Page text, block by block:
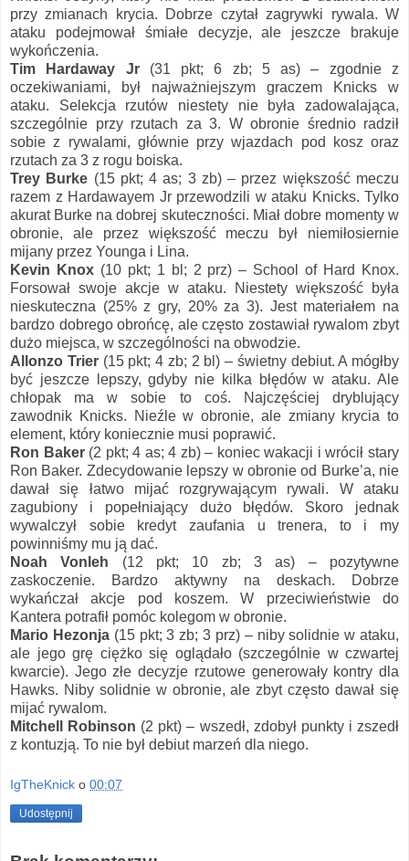
przy zmianach krycia. Dobrze czytał zagrywki rywala. W
ataku podejmował śmiałe decyzje, ale jeszcze brakuje
wykończenia.
Tim Hardaway Jr(31 pkt; 6 zb; 5 as) – zgodnie z
oczekiwaniami, był najważniejszym graczem Knicks w
ataku. Selekcja rzutów niestety nie była zadowalająca,
szczególnie przy rzutach za 3. W obronie średnio radził
sobie z rywalami, głównie przy wjazdach pod kosz oraz
rzutach za 3 z rogu boiska.
Trey Burke (15 pkt; 4 as; 3 zb) – przez większość meczu
razem z Hardawayem Jr przewodzili w ataku Knicks. Tylko
akurat Burke na dobrej skuteczności. Miał dobre momenty w
obronie, ale przez większość meczu był niemiłosiernie
mijany przez Younga i Lina.
Kevin Knox(10 pkt; 1 bl; 2 prz) – School of Hard Knox.
Forsował swoje akcje w ataku. Niestety większość była
nieskuteczna (25% z gry, 20% za 3). Jest materiałem na
bardzo dobrego obrońcę, ale często zostawiał rywalom zbyt
dużo miejsca, w szczególności na obwodzie.
Allonzo Trier(15 pkt; 4 zb; 2 bl) – świetny debiut. A mógłby
być jeszcze lepszy, gdyby nie kilka błędów w ataku. Ale
chłopak ma w sobie to coś. Najczęściej dryblujący
zawodnik Knicks. Nieźle w obronie, ale zmiany krycia to
element, który koniecznie musi poprawić.
Ron Baker(2 pkt; 4 as; 4 zb) – koniec wakacji i wrócił stary
Ron Baker. Zdecydowanie lepszy w obronie od Burke’a, nie
dawał się łatwo mijać rozgrywającym rywali. W ataku
zagubiony i popełniający dużo błędów. Skoro jednak
wywalczył sobie kredyt zaufania u trenera, to i my
powinniśmy mu ją dać.
Noah Vonleh (12 pkt; 10 zb; 3 as) – pozytywne
zaskoczenie. Bardzo aktywny na deskach. Dobrze
wykańczał akcje pod koszem. W przeciwieństwie do
Kantera potrafił pomóc kolegom w obronie.
Mario Hezonja(15 pkt; 3 zb; 3 prz) – niby solidnie w ataku,
ale jego grę ciężko się oglądało (szczególnie w czwartej
kwarcie). Jego złe decyzje rzutowe generowały kontry dla
Hawks. Niby solidnie w obronie, ale zbyt często dawał się
mijać rywalom.
Mitchell Robinson (2 pkt) – wszedł, zdobył punkty i zszedł
z kontuzją. To nie był debiut marzeń dla niego.
IgTheKnick o 00:07
Udostępnij